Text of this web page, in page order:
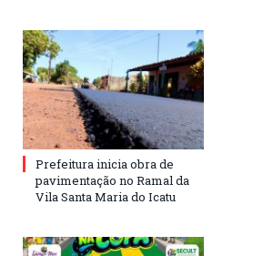
Prefeitura inicia obra de
pavimentação no Ramal da
Vila Santa Maria do Icatu